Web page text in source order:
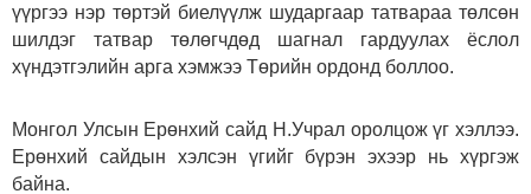
үүргээ нэр төртэй биелүүлж шударгаар татвараа төлсөн
шилдэг татвар төлөгчдөд шагнал гардуулах ёслол
хүндэтгэлийн арга хэмжээ Төрийн ордонд боллоо.
Монгол Улсын Ерөнхий сайд Н.Учрал оролцож үг хэллээ.
Ерөнхий сайдын хэлсэн үгийг бүрэн эхээр нь хүргэж
байна.